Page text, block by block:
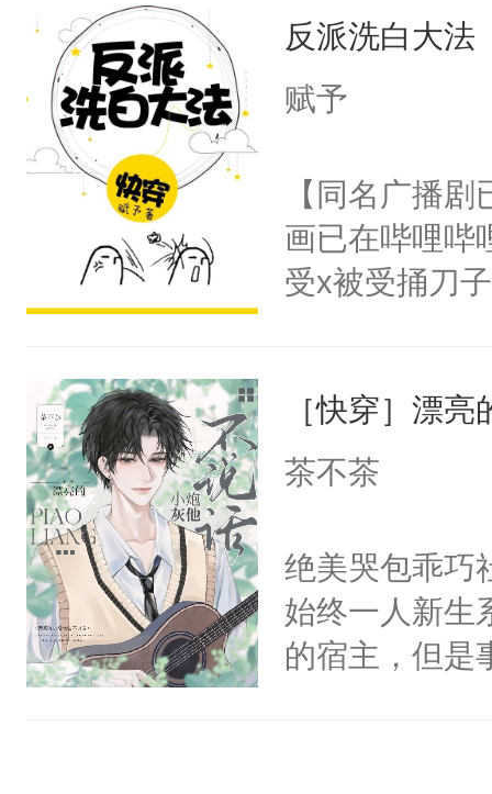
小白莲：“嘤
胡说，我没碰
不愧是大佬
悉，嗷？这不
可以先看仙帝
人，最终坐上
用见人，因为
言神龙见首不
名蛇蛇，跟
不知道，那小
头，魔尊墨宴
宴：柳折枝你
们竟然欺负
宴：要不你
来……“蛇蛇，
堂魔尊……行
位，当日就抢
神偏执：不许
反派洗白大法
赋予
【同名广播
画已在哔哩哔
受x被受捅刀
病，一个个
上了还是无动
间变脸背叛他
的恶事他都对
一个权力滔天
右男主又报复
［快穿］漂
茶不茶
绝美哭包乖巧
始终一人新生
的宿主，但